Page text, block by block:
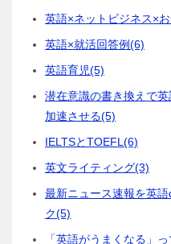
英語×ネットビジネス×
英語×就活回答例(6)
英語育児(5)
潜在意識の書き換えで英
加速させる(5)
IELTSとTOEFL (6)
英文ライティング(3)
最新ニュース速報を英語
ク(5)
「英語がうまくなる」